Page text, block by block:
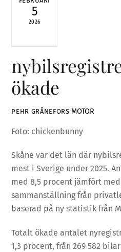
5
2026
ökade
PEHR GRÅNEFORS MOTOR
Foto: chickenbunny
Skåne var det län där
mest i Sverige under 2025.
med 8,5 procent jämfört
sammanställning från
baserad på ny statistik från
Totalt ökade antalet
1,3 procent, från 269 582